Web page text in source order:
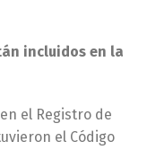
incluidos en la
el Registro de
el Código